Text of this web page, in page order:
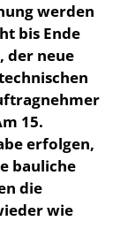
werden
bis Ende
der neue
15.
erfolgen,
bauliche
die
wie